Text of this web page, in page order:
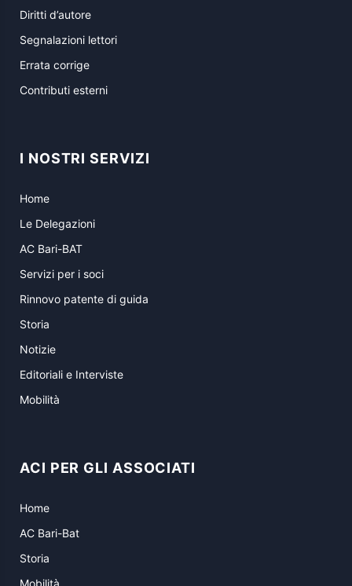
Diritti d’autore
Segnalazioni lettori
Errata corrige
Contributi esterni
I NOSTRI SERVIZI
Home
Le Delegazioni
AC Bari-BAT
Servizi per i soci
Rinnovo patente di guida
Storia
Notizie
Editoriali e Interviste
Mobilità
ACI PER GLI ASSOCIATI
Home
AC Bari-Bat
Storia
Mobilità